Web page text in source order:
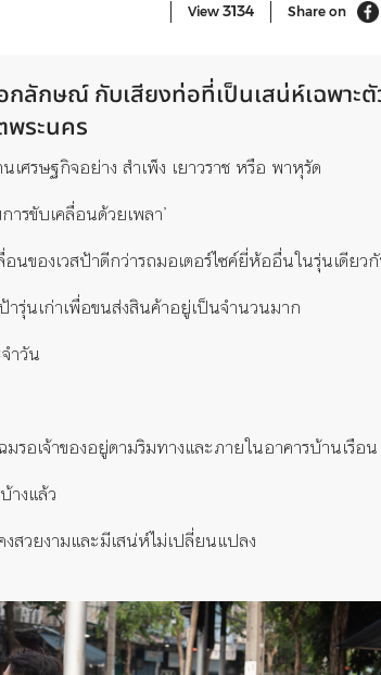
View 3134 Share on
ลักษณ์ กับเสียงท่อที่เป็นเสน่ห์เฉพาะตั
พระนคร
ศรษฐกิจอย่าง สำเพ็ง เยาวราช หรือ พาหุรัด
รขับเคลื่อนด้วยเพลา’
นของเวสป้าดีกว่ารถมอเตอร์ไซค์ยี่ห้ออื่นในรุ่นเดียว
ารุ่นเก่าเพื่อขนส่งสินค้าอยู่เป็นจำนวนมาก
ำวัน
อเจ้าของอยู่ตามริมทางและภายในอาคารบ้านเรือน
างแล้ว
สวยงามและมีเสน่ห์ไม่เปลี่ยนแปลง